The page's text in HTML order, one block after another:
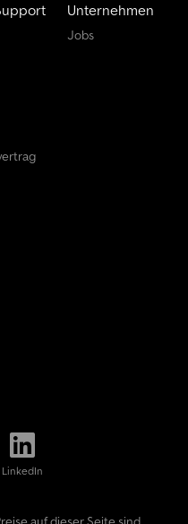
Unternehmen
Jobs
LinkedIn